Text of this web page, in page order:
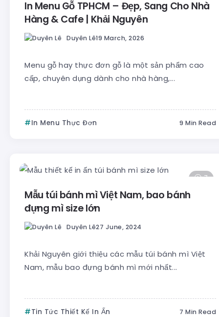
In Menu Gỗ TPHCM – Đẹp, Sang Cho Nhà
Hàng & Cafe | Khải Nguyên
Duyên Lê19 March, 2026
Menu gỗ hay thực đơn gỗ là một sản phẩm cao
cấp, chuyên dụng dành cho nhà hàng,...
In Menu Thực Đơn 9 Min Read
7
Mẫu túi bánh mì Việt Nam, bao bánh
đựng mì size lớn
Duyên Lê27 June, 2024
Khải Nguyên giới thiệu các mẫu túi bánh mì Việt
Nam, mẫu bao đựng bánh mì mới nhất...
Tin Tức Thiết Kế In Ấn 7 Min Read